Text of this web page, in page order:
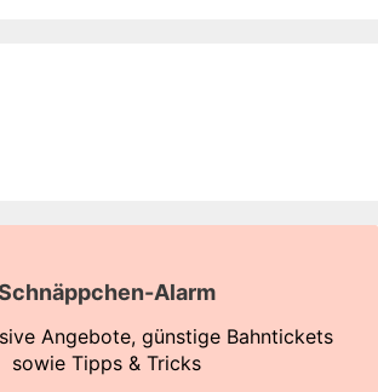
Alarm
Angebote, günstige Bahntickets
sowie Tipps & Tricks